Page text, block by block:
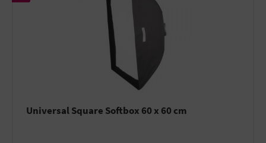
Universal Square Softbox 60 x 60 cm